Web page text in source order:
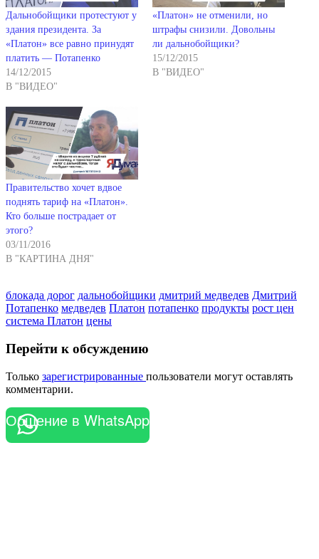
Дальнобойщики протестуют у
здания президента. За
«Платон» все равно принудят
платить — Потапенко
14/12/2015
В "ВИДЕО"
«Платон» не отменили, но
штрафы снизили. Довольны
ли дальнобойщики?
15/12/2015
В "ВИДЕО"
Правительство хочет вдвое
поднять тариф на «Платон».
Кто больше пострадает от
этого?
03/11/2016
В "КАРТИНА ДНЯ"
блокада дорог дальнобойщики дмитрий медведев Дмитрий
Потапенко медведев Платон потапенко продукты рост цен
система Платон цены
Перейти к обсуждению
Только зарегистрированные пользователи могут оставлять
комментарии.
Общение в WhatsApp